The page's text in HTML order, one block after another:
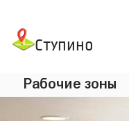
Ступино
Рабочие зоны